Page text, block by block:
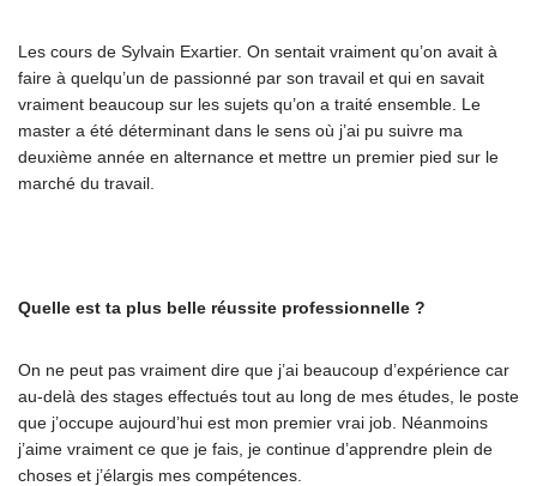
Les cours de Sylvain Exartier. On sentait vraiment qu’on avait à
faire à quelqu’un de passionné par son travail et qui en savait
vraiment beaucoup sur les sujets qu’on a traité ensemble. Le
master a été déterminant dans le sens où j’ai pu suivre ma
deuxième année en alternance et mettre un premier pied sur le
marché du travail.
Quelle est ta plus belle réussite professionnelle ?
On ne peut pas vraiment dire que j’ai beaucoup d’expérience car
au-delà des stages effectués tout au long de mes études, le poste
que j’occupe aujourd’hui est mon premier vrai job. Néanmoins
j’aime vraiment ce que je fais, je continue d’apprendre plein de
choses et j’élargis mes compétences.